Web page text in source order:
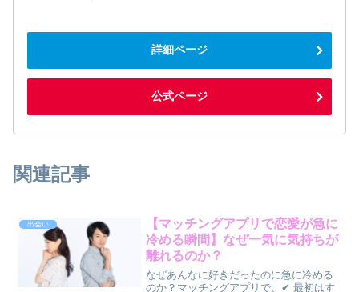
詳細ページ
公式ページ
関連記事
出会い
【マッチングアプリで恋愛が急に
冷める瞬間】なぜ一気に気持ちが
離れるのか？
なぜあんなに好きだったのに急に冷める
のか？マッチングアプリで、✔ 最初はす